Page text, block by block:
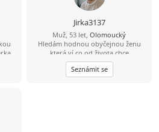
Jirka3137
Muž, 53 let, Olomoucký
Hledám hodnou obyčejnou ženu
,která ví co od života chce.
Seznámit se